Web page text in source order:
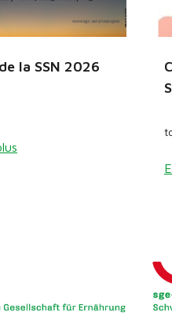
la SSN 2026